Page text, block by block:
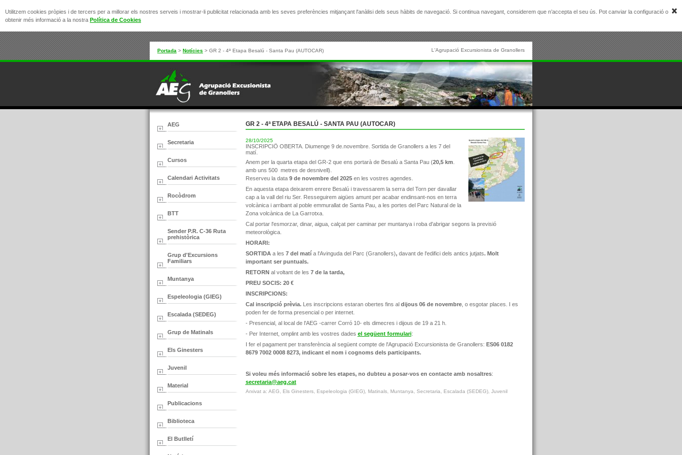
Utilitzem cookies pròpies i de tercers per a millorar els nostres serveis i mostrar-li publicitat relacionada amb les seves preferències mitjançant l'anàlisi dels seus hàbits de navegació. Si continua navegant, considerem que n’accepta el seu ús. Pot canviar la configuració o
obtenir més informació a la nostra Política de Cookies
Portada > Notícies > GR 2 - 4ª Etapa Besalú - Santa Pau (AUTOCAR) L'Agrupació Excursionista de Granollers
AEG
Secretaria
Cursos
Calendari Activitats
Rocòdrom
BTT
Sender P.R. C-36 Ruta
prehistòrica
Grup d'Excursions
Familiars
Muntanya
Espeleologia (GIEG)
Escalada (SEDEG)
Grup de Matinals
Els Ginesters
Juvenil
Material
Publicacions
Biblioteca
El Butlletí
GR 2 - 4ª ETAPA BESALÚ - SANTA PAU (AUTOCAR)
28/10/2025
INSCRIPCIÖ OBERTA. Diumenge 9 de.novembre. Sortida de Granollers a les 7 del
matí.
Anem per la quarta etapa del GR-2 que ens portarà de Besalú a Santa Pau (20,5 km
amb uns 500 metres de desnivell).
Reserveu la data 9 de novembre del 2025en les vostres agendes.
En aquesta etapa deixarem enrere Besalú i travessarem la serra del Torn per davallar
cap a la vall del riu Ser. Resseguirem aigües amunt per acabar endinsant-nos en terra
volcànica i arribant al poble emmurallat de Santa Pau, a les portes del Parc Natural de la
Zona volcànica de La Garrotxa.
Cal portar l'esmorzar, dinar, aigua, calçat per caminar per muntanya i roba d'abrigar segons la previsió
meteorològica.
HORARI:
SORTIDA a les 7 del matí a l'Avinguda del Parc (Granollers),davant de l'edifici dels antics jutjats. Molt
important ser puntuals.
RETORN al voltant de les 7 de la tarda,
PREU SOCIS: 20 €
INSCRIPCIONS:
Cal inscripció prèvia. Les inscripcions estaran obertes fins al dijous 06 de novembre, o esgotar places. I es
poden fer de forma presencial o per internet.
- Presencial, al local de l'AEG -carrer Corró 10- els dimecres i dijous de 19 a 21 h.
- Per Internet, omplint amb les vostres dades el següent formulari:
I fer el pagament per transferència al següent compte de l'Agrupació Excursionista de Granollers: ES06 0182
8679 7002 0008 8273, indicant el nom i cognoms dels participants.
Si voleu més informació sobre les etapes, no dubteu a posar-vos en contacte amb nosaltres:
secretaria@aeg.cat
Arxivat a: AEG, Els Ginesters, Espeleologia (GIEG), Matinals, Muntanya, Secretaria, Escalada (SEDEG), Juvenil